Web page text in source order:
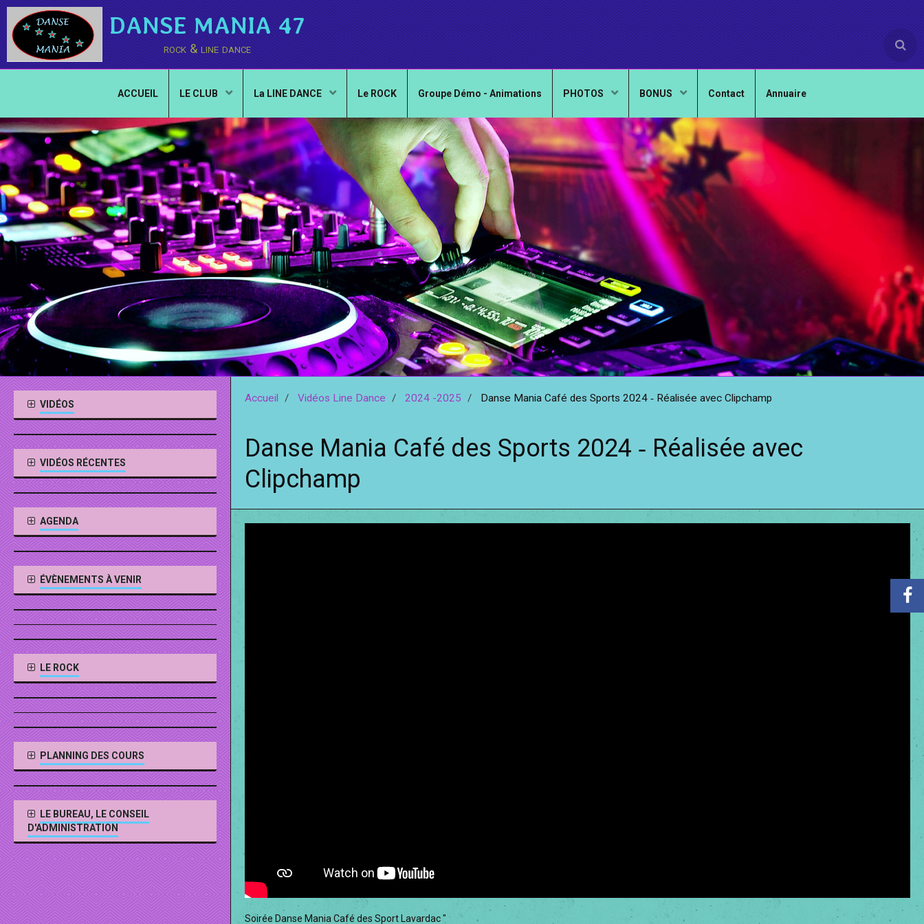
DANSE MANIA 47
rock & line dance
ACCUEIL LE CLUB La LINE DANCE Le ROCK Groupe Démo - Animations PHOTOS BONUS Contact Annuaire
Accueil Vidéos Line Dance 2024 -2025 Danse Mania Café des Sports 2024 ‐ Réalisée avec Clipchamp
Danse Mania Café des Sports 2024 ‐ Réalisée avec
Clipchamp
Soirée Danse Mania Café des Sport Lavardac "
VIDÉOS
VIDÉOS RÉCENTES
AGENDA
ÉVÈNEMENTS À VENIR
LE ROCK
PLANNING DES COURS
LE BUREAU, LE CONSEIL
D'ADMINISTRATION